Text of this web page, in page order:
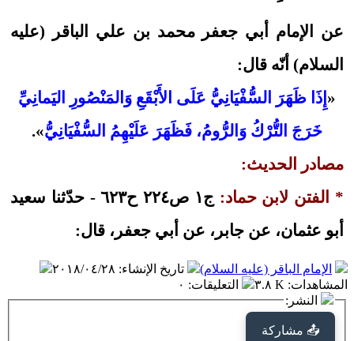
عن الإمام أبي جعفر محمد بن علي الباقر (عليه
السلام) أنّه قال:
« إِذَا ظَهَرَ السُّفْيَانِيُّ عَلَى الأَبْقَعِ وَالمَنْصُورِ اليَمانِيِّ
خَرَجَ التُّرْكُ وَالرُّومُ، فَظَهَرَ عَلَيْهِمُ السُّفْيَانِيُّ».
مصادر الحديث:
* الفتن لابن حماد:
ج١ ص٢٢٤ ح٦٢٣ - حدّثنا سعيد
أبو عثمان، عن جابر، عن أبي جعفر، قال:
الإمام الباقر (عليه السلام) تاريخ الإنشاء: ٢٠١٨/٠٤/٢٨
المشاهدات: ٣.٨ K التعليقات: ٠
النشر:
📤 مشاركة